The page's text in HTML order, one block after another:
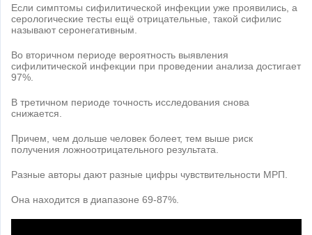
Если симптомы сифилитической инфекции уже проявились, а
серологические тесты ещё отрицательные, такой сифилис
называют серонегативным.
Во вторичном периоде вероятность выявления
сифилитической инфекции при проведении анализа достигает
97%.
В третичном периоде точность исследования снова
снижается.
Причем, чем дольше человек болеет, тем выше риск
получения ложноотрицательного результата.
Разные авторы дают разные цифры чувствительности МРП.
Она находится в диапазоне 69-87%.